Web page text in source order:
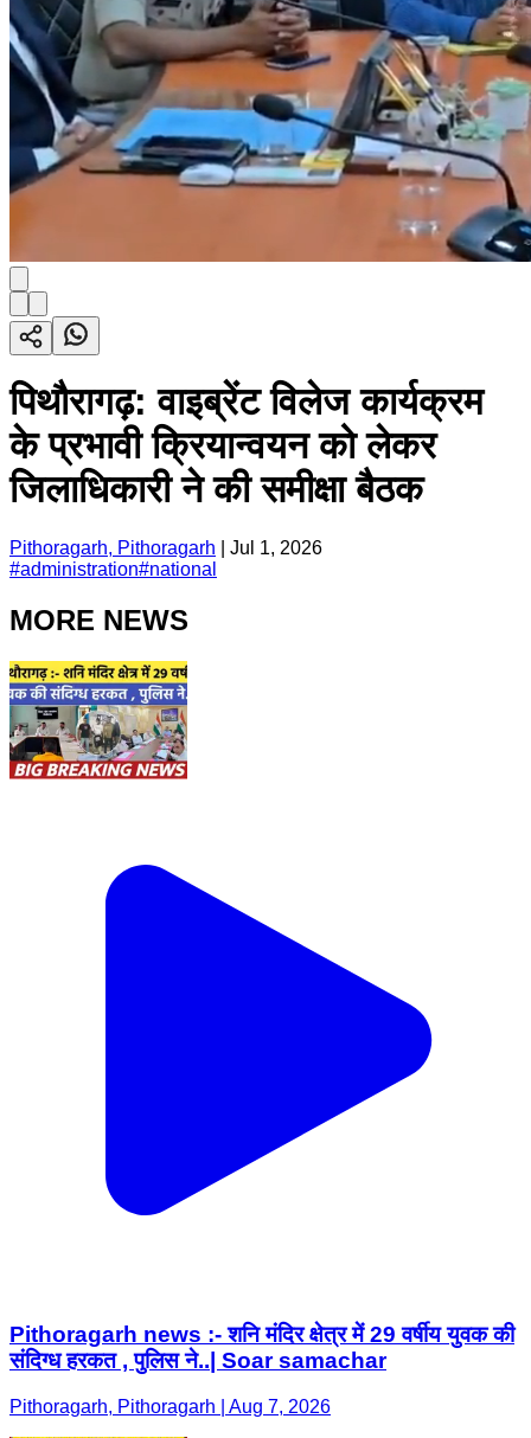
पिथौरागढ़: वाइब्रेंट विलेज कार्यक्रम
के प्रभावी क्रियान्वयन को लेकर
जिलाधिकारी ने की समीक्षा बैठक
Pithoragarh, Pithoragarh
Jul 1, 2026
#administration#national
MORE NEWS
Pithoragarh news :- शनि मंदिर क्षेत्र में 29 वर्षीय युवक की
संदिग्ध हरकत , पुलिस ने..| Soar samachar
Pithoragarh, Pithoragarh | Aug 7, 2026